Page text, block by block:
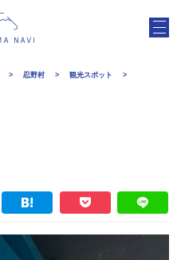
忍野村
観光スポット